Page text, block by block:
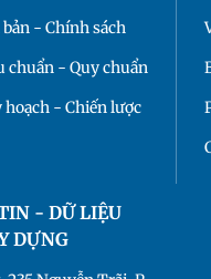
bản - Chính sách
chuẩn - Quy chuẩn
hoạch - Chiến lược
- DỮ LIỆU
DỰNG